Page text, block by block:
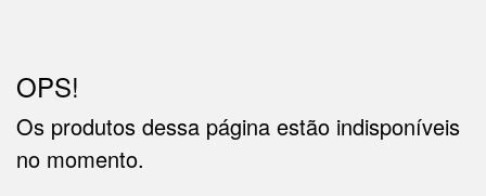
OPS!
Os produtos dessa página estão indisponíveis
no momento.